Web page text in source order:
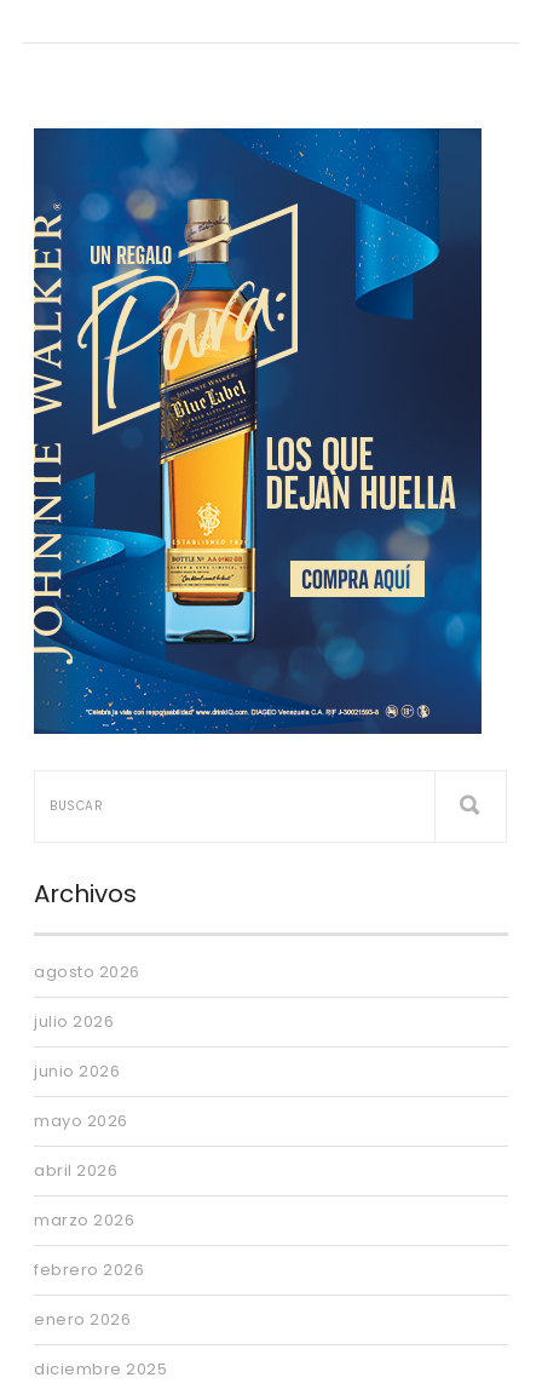
Archivos
agosto 2026
julio 2026
junio 2026
mayo 2026
abril 2026
marzo 2026
febrero 2026
enero 2026
diciembre 2025